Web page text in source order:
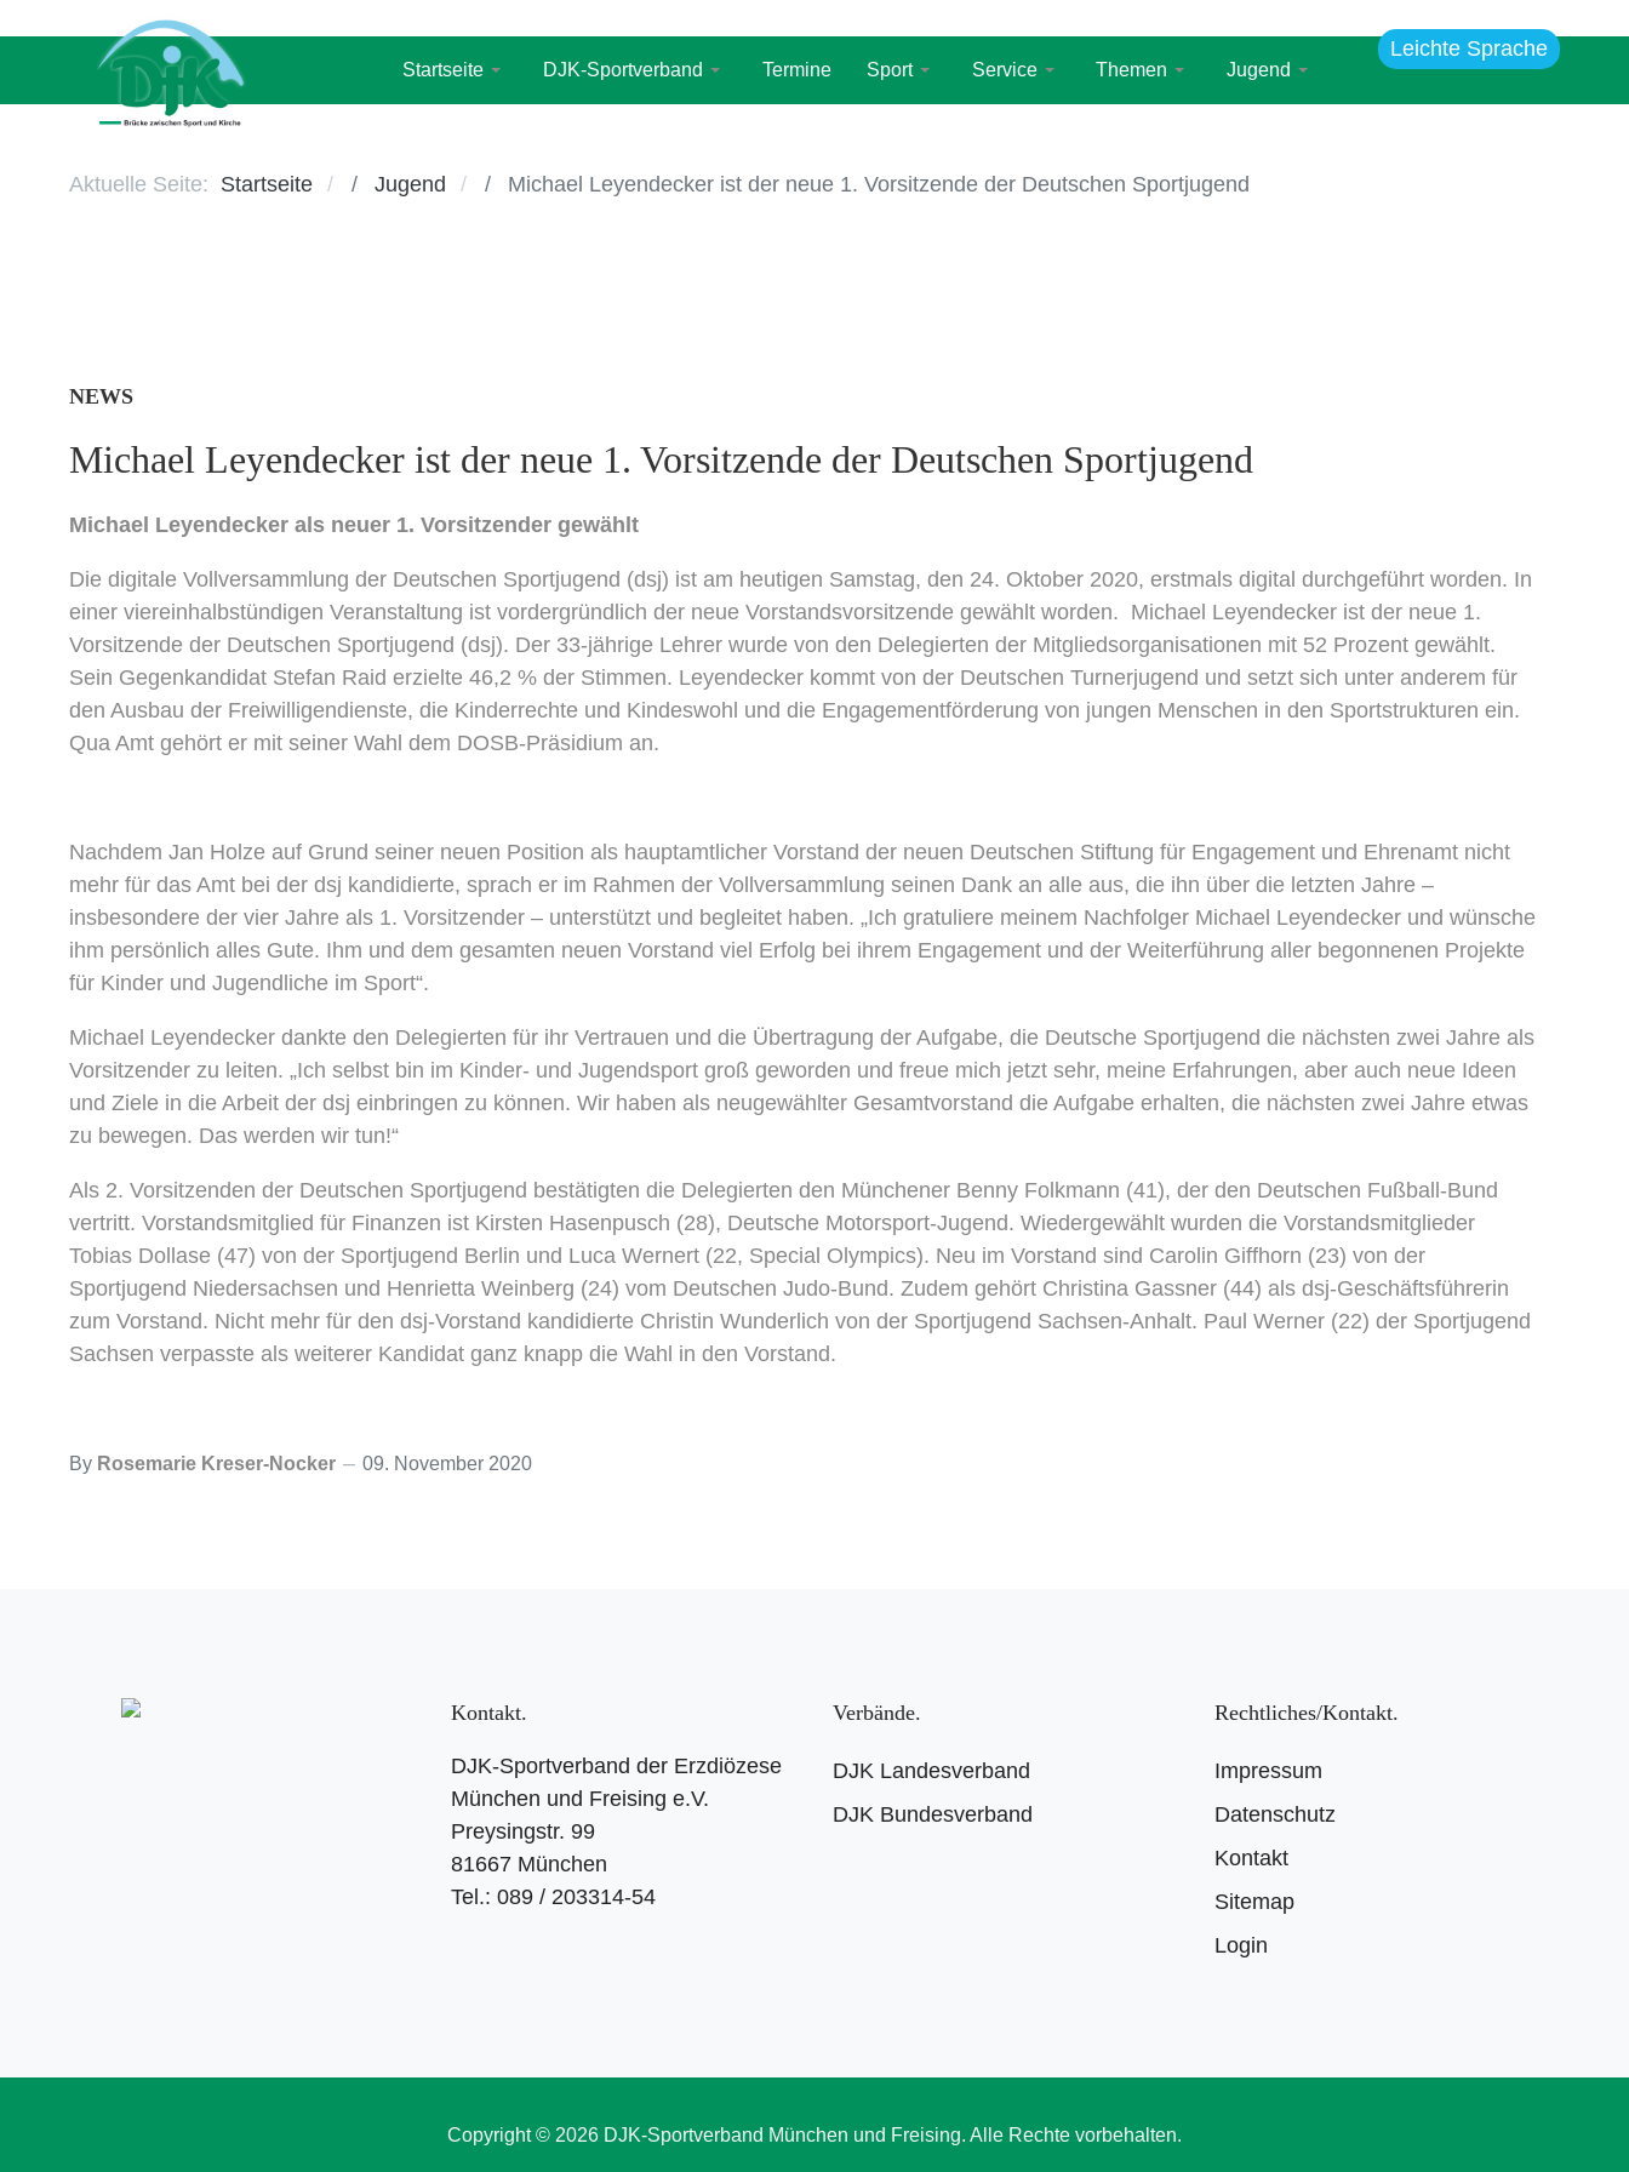
Leichte Sprache
Startseite DJK-Sportverband Termine Sport Service Themen Jugend
Aktuelle Seite: Startseite Jugend Michael Leyendecker ist der neue 1. Vorsitzende der Deutschen Sportjugend
NEWS
Michael Leyendecker ist der neue 1. Vorsitzende der Deutschen Sportjugend
Michael Leyendecker als neuer 1. Vorsitzender gewählt
Die digitale Vollversammlung der Deutschen Sportjugend (dsj) ist am heutigen Samstag, den 24. Oktober 2020, erstmals digital durchgeführt worden. In
einer viereinhalbstündigen Veranstaltung ist vordergründlich der neue Vorstandsvorsitzende gewählt worden. Michael Leyendecker ist der neue 1.
Vorsitzende der Deutschen Sportjugend (dsj). Der 33-jährige Lehrer wurde von den Delegierten der Mitgliedsorganisationen mit 52 Prozent gewählt.
Sein Gegenkandidat Stefan Raid erzielte 46,2 % der Stimmen. Leyendecker kommt von der Deutschen Turnerjugend und setzt sich unter anderem für
den Ausbau der Freiwilligendienste, die Kinderrechte und Kindeswohl und die Engagementförderung von jungen Menschen in den Sportstrukturen ein.
Qua Amt gehört er mit seiner Wahl dem DOSB-Präsidium an.
Nachdem Jan Holze auf Grund seiner neuen Position als hauptamtlicher Vorstand der neuen Deutschen Stiftung für Engagement und Ehrenamt nicht
mehr für das Amt bei der dsj kandidierte, sprach er im Rahmen der Vollversammlung seinen Dank an alle aus, die ihn über die letzten Jahre –
insbesondere der vier Jahre als 1. Vorsitzender – unterstützt und begleitet haben. „Ich gratuliere meinem Nachfolger Michael Leyendecker und wünsche
ihm persönlich alles Gute. Ihm und dem gesamten neuen Vorstand viel Erfolg bei ihrem Engagement und der Weiterführung aller begonnenen Projekte
für Kinder und Jugendliche im Sport“.
Michael Leyendecker dankte den Delegierten für ihr Vertrauen und die Übertragung der Aufgabe, die Deutsche Sportjugend die nächsten zwei Jahre als
Vorsitzender zu leiten. „Ich selbst bin im Kinder- und Jugendsport groß geworden und freue mich jetzt sehr, meine Erfahrungen, aber auch neue Ideen
und Ziele in die Arbeit der dsj einbringen zu können. Wir haben als neugewählter Gesamtvorstand die Aufgabe erhalten, die nächsten zwei Jahre etwas
zu bewegen. Das werden wir tun!“
Als 2. Vorsitzenden der Deutschen Sportjugend bestätigten die Delegierten den Münchener Benny Folkmann (41), der den Deutschen Fußball-Bund
vertritt. Vorstandsmitglied für Finanzen ist Kirsten Hasenpusch (28), Deutsche Motorsport-Jugend. Wiedergewählt wurden die Vorstandsmitglieder
Tobias Dollase (47) von der Sportjugend Berlin und Luca Wernert (22, Special Olympics). Neu im Vorstand sind Carolin Giffhorn (23) von der
Sportjugend Niedersachsen und Henrietta Weinberg (24) vom Deutschen Judo-Bund. Zudem gehört Christina Gassner (44) als dsj-Geschäftsführerin
zum Vorstand. Nicht mehr für den dsj-Vorstand kandidierte Christin Wunderlich von der Sportjugend Sachsen-Anhalt. Paul Werner (22) der Sportjugend
Sachsen verpasste als weiterer Kandidat ganz knapp die Wahl in den Vorstand.
By Rosemarie Kreser-Nocker 09. November 2020
Kontakt
DJK-Sportverband der Erzdiözese
München und Freising e.V.
Preysingstr. 99
81667 München
Tel.: 089 / 203314-54
Verbände
DJK Landesverband
DJK Bundesverband
Rechtliches/Kontakt
Impressum
Datenschutz
Kontakt
Sitemap
Login
Copyright © 2026 DJK-Sportverband München und Freising. Alle Rechte vorbehalten.